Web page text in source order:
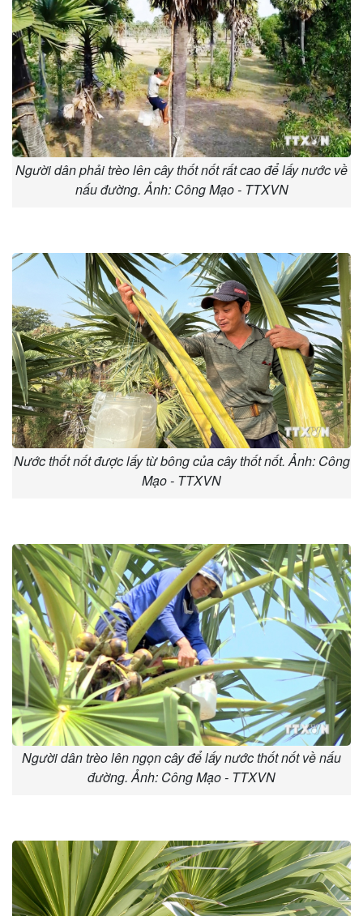
Người dân phải trèo lên cây thốt nốt rất cao để lấy nước về
nấu đường. Ảnh: Công Mạo - TTXVN
Nước thốt nốt được lấy từ bông của cây thốt nốt. Ảnh: Công
Mạo - TTXVN
Người dân trèo lên ngọn cây để lấy nước thốt nốt về nấu
đường. Ảnh: Công Mạo - TTXVN